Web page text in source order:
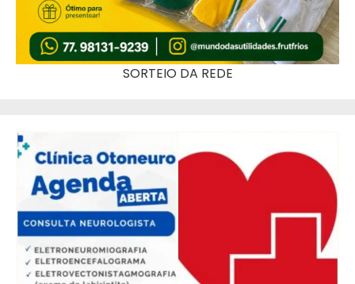
SORTEIO DA REDE